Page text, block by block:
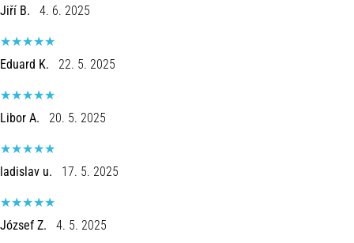
run
a
velocidade,
agilidade
e
mudanças
de
Como
realizado
Jiří B. 4. 6. 2025
Eduard K. 22. 5. 2025
Libor A. 20. 5. 2025
ladislav u. 17. 5. 2025
József Z. 4. 5. 2025